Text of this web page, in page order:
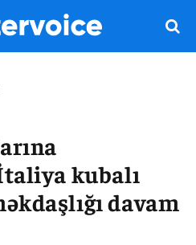
kubalı
davam